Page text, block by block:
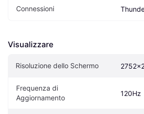
Connessioni
Visualizzare
Risoluzione dello Schermo
Frequenza di
Aggiornamento
120Hz